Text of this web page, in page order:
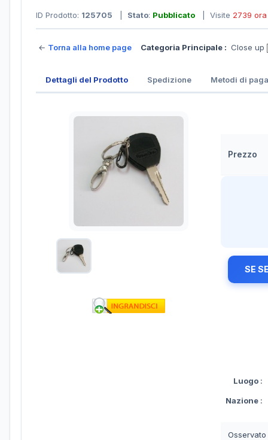
ID Prodotto: 125705 Stato: Pubblicato | Visite 2739 ora
← Torna alla home page Categoria Principale : Close up
Dettagli del Prodotto Spedizione Metodi di
Prezzo
SE
Luogo :
Nazione :